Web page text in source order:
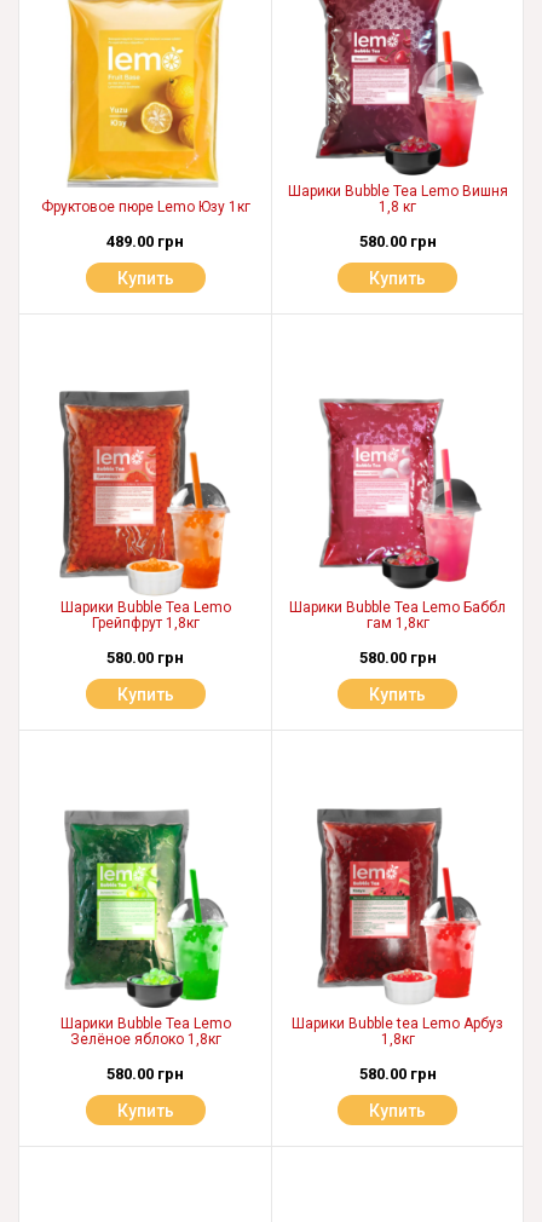
Фруктовое пюре Lemo Юзу 1кг
489.00 грн
Купить
Шарики Bubble Tea Lemo Вишня
1,8 кг
580.00 грн
Купить
Шарики Bubble Tea Lemo
Грейпфрут 1,8кг
580.00 грн
Купить
Шарики Bubble Tea Lemo Баббл
гам 1,8кг
580.00 грн
Купить
Шарики Bubble Tea Lemo
Зелёное яблоко 1,8кг
580.00 грн
Купить
Шарики Bubble tea Lemo Арбуз
1,8кг
580.00 грн
Купить